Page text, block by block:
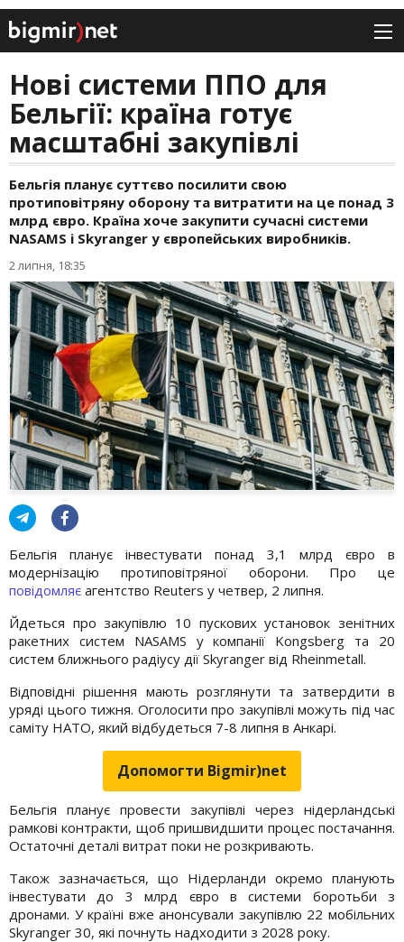
Нові системи ППО для
Бельгії: країна готує
масштабні закупівлі
Бельгія планує суттєво посилити свою
протиповітряну оборону та витратити на це понад 3
млрд євро. Країна хоче закупити сучасні системи
NASAMS і Skyranger у європейських виробників.
2 липня, 18:35
Бельгія планує інвестувати понад 3,1 млрд євро в
модернізацію протиповітряної оборони. Про це
повідомляє агентство Reuters у четвер, 2 липня.
Йдеться про закупівлю 10 пускових установок зенітних
ракетних систем NASAMS у компанії Kongsberg та 20
систем ближнього радіусу дії Skyranger від Rheinmetall.
Відповідні рішення мають розглянути та затвердити в
уряді цього тижня. Оголосити про закупівлі можуть під час
саміту НАТО, який відбудеться 7-8 липня в Анкарі.
Допомогти Bigmir)net
Бельгія планує провести закупівлі через нідерландські
рамкові контракти, щоб пришвидшити процес постачання.
Остаточні деталі витрат поки не розкривають.
Також зазначається, що Нідерланди окремо планують
інвестувати до 3 млрд євро в системи боротьби з
дронами. У країні вже анонсували закупівлю 22 мобільних
Skyranger 30, які почнуть надходити з 2028 року.